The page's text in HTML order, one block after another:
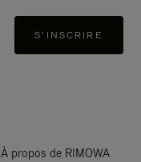
S'INSCRIRE
À propos de RIMOWA